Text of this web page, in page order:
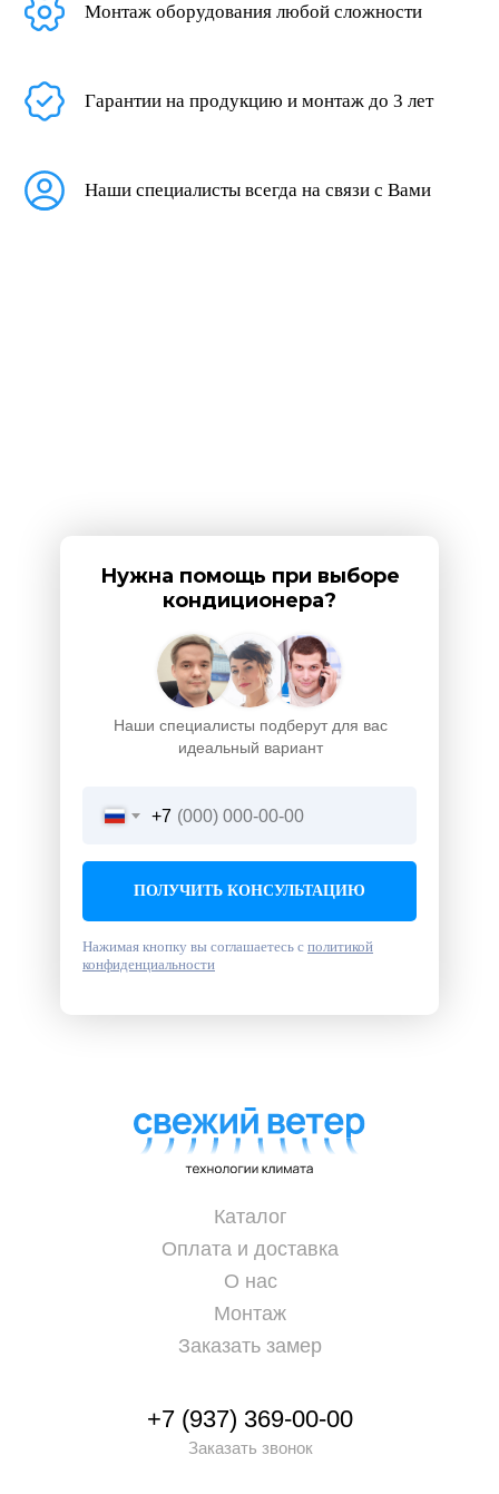
Монтаж оборудования любой сложности
Гарантии на продукцию и монтаж до 3 лет
Наши специалисты всегда на связи с Вами
Наши специалисты подберут для вас
идеальный вариант
Нужна помощь при выборе
кондиционера?
+7
ПОЛУЧИТЬ КОНСУЛЬТАЦИЮ
Нажимая кнопку вы соглашаетесь с политикой
конфиденциальности
+7 (937) 369-00-00
Заказать звонок
Каталог
Оплата и доставка
О нас
Монтаж
Заказать замер